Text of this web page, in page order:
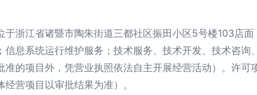
浙江省诸暨市陶朱街道三都社区振田小区5号楼103店
息系统运行维护服务；技术服务、技术开发、技术咨询
的项目外，凭营业执照依法自主开展经营活动）。许可
营项目以审批结果为准）。